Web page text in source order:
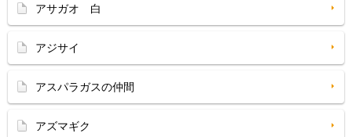
アサガオ 白
アジサイ
アスパラガスの仲間
アズマギク